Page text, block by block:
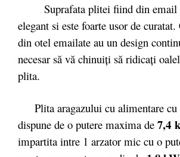
Suprafata plitei fiind din email
elegant si este foarte usor de
din otel emailate au un design
necesar să vă chinuiţi să ridicaţi
plita.
Plita aragazului cu alimentare cu
dispune de o putere maxima de 7,4
impartita intre 1 arzator mic cu o